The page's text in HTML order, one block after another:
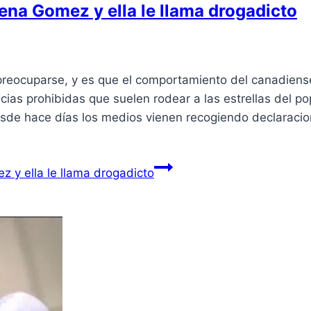
Gomez y ella le llama drogadicto
y es que el comportamiento del
prohibidas que suelen rodear a las estrellas del
hace días los medios vienen recogiendo
y ella le llama drogadicto